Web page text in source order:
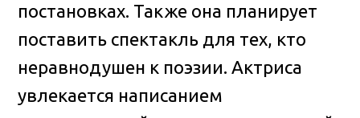
постановках. Также она планирует
поставить спектакль для тех, кто
неравнодушен к поэзии. Актриса
увлекается написанием